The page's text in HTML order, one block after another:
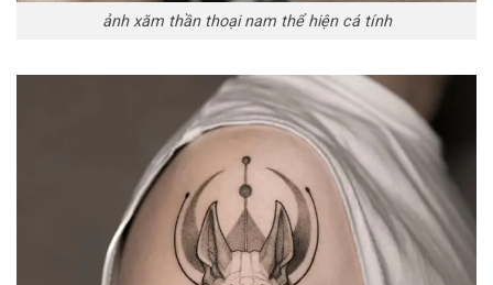
ảnh xăm thần thoại nam thể hiện cá tính